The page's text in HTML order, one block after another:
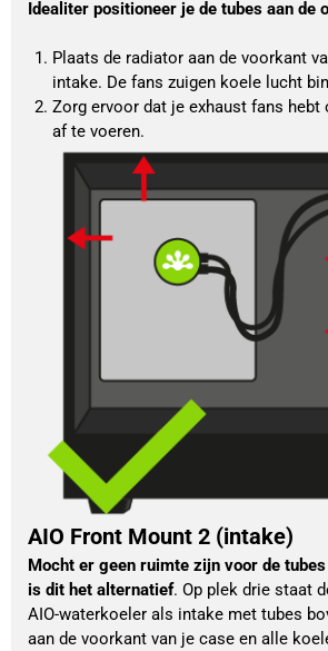
Idealiter positioneer je de tubes aan de
Plaats de radiator aan de voorkant
intake. De fans zuigen koele lucht
Zorg ervoor dat je exhaust fans hebt
af te voeren.
AIO Front Mount 2 (intake)
Mocht er geen ruimte zijn voor de
is dit het alternatief. Op plek drie staat
AIO-waterkoeler als intake met tubes
aan de voorkant van je case en alle